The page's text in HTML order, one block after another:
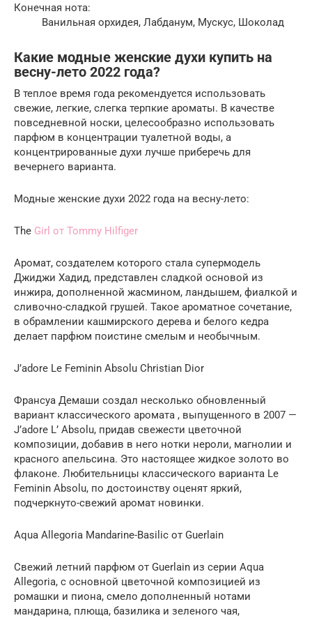
Конечная нота:
Ванильная орхидея, Лабданум, Мускус, Шоколад
Какие модные женские духи купить на
весну-лето 2022 года?
В теплое время года рекомендуется использовать
свежие, легкие, слегка терпкие ароматы. В качестве
повседневной носки, целесообразно использовать
парфюм в концентрации туалетной воды, а
концентрированные духи лучше приберечь для
вечернего варианта.
Модные женские духи 2022 года на весну-лето:
The Girl от Tommy Hilfiger
Аромат, создателем которого стала супермодель
Джиджи Хадид, представлен сладкой основой из
инжира, дополненной жасмином, ландышем, фиалкой и
сливочно-сладкой грушей. Такое ароматное сочетание,
в обрамлении кашмирского дерева и белого кедра
делает парфюм поистине смелым и необычным.
J’adore Le Feminin Absolu Christian Dior
Франсуа Демаши создал несколько обновленный
вариант классического аромата , выпущенного в 2007 —
J’adore L’ Absolu, придав свежести цветочной
композиции, добавив в него нотки нероли, магнолии и
красного апельсина. Это настоящее жидкое золото во
флаконе. Любительницы классического варианта Le
Feminin Absolu, по достоинству оценят яркий,
подчеркнуто-свежий аромат новинки.
Aqua Allegoria Mandarine-Basilic от Guerlain
Свежий летний парфюм от Guerlain из серии Aqua
Allegoria, с основной цветочной композицией из
ромашки и пиона, смело дополненный нотами
мандарина, плюща, базилика и зеленого чая,